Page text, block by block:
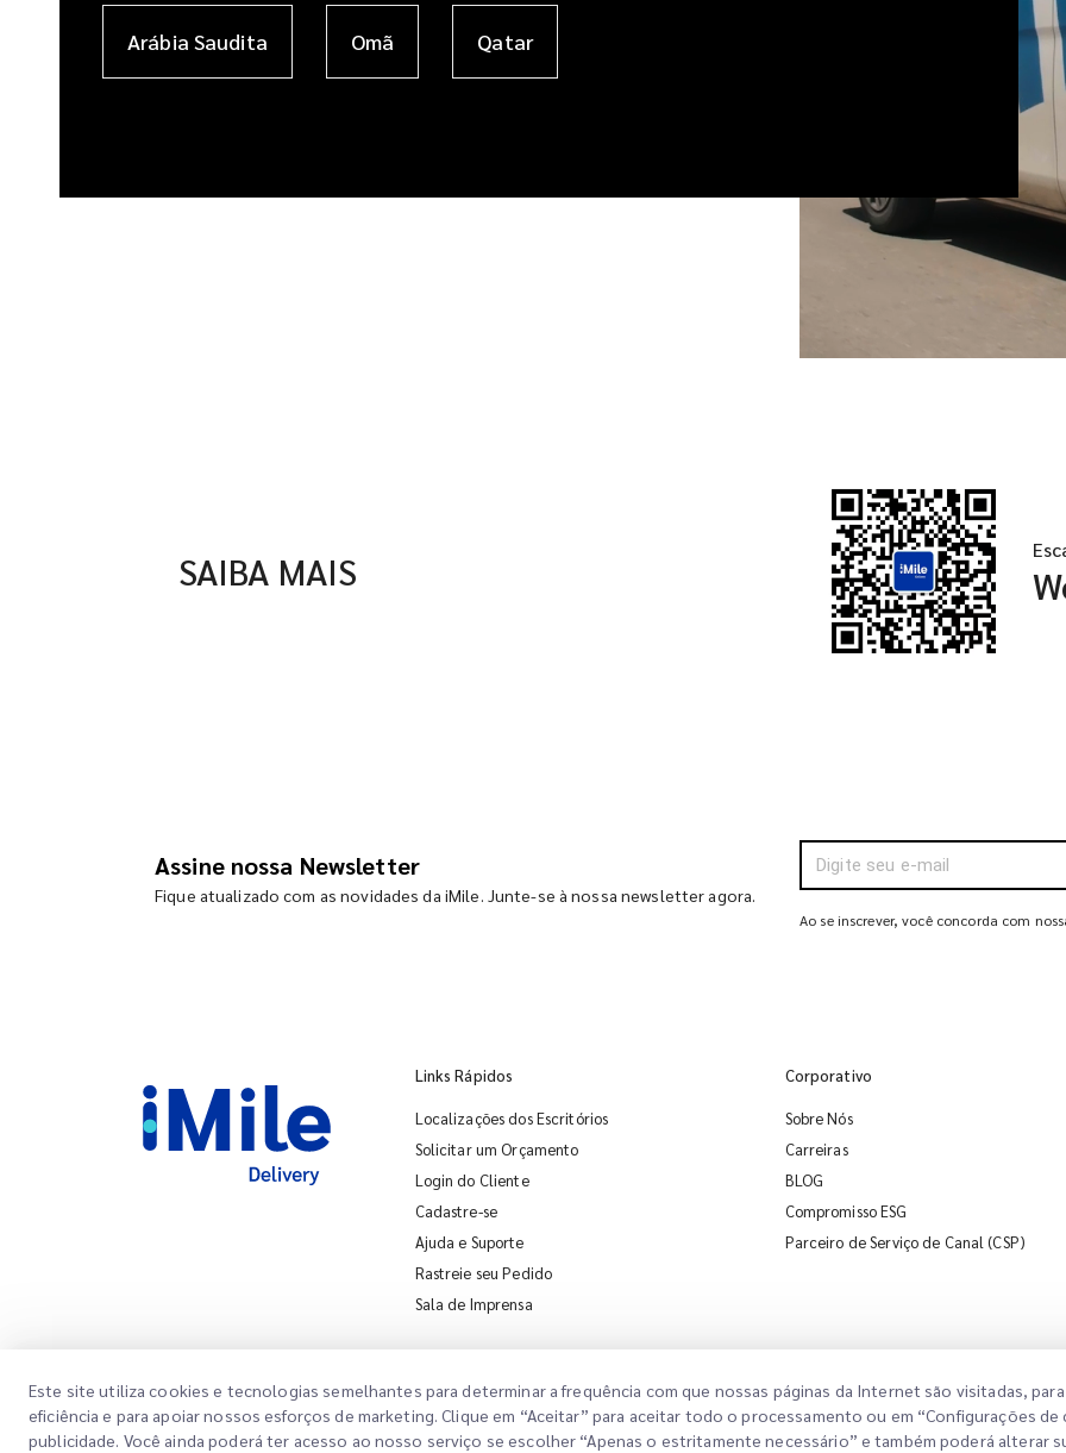
Arábia Saudita Omã Qatar
SAIBA MAIS
Assine nossa Newsletter
Fique atualizado com as novidades da iMile. Junte-se à nossa newsletter agora.
Ao se inscrever, você concorda com
Links Rápidos
Localizações dos Escritórios
Solicitar um Orçamento
Login do Cliente
Cadastre-se
Ajuda e Suporte
Rastreie seu Pedido
Sala de Imprensa
Corporativo
Sobre Nós
Carreiras
BLOG
Compromisso ESG
Parceiro de Serviço de Canal (CSP)
Este site utiliza cookies e tecnologias semelhantes para determinar a frequência com que nossas páginas da Internet são visitadas,
eficiência e para apoiar nossos esforços de marketing. Clique em “Aceitar” para aceitar todo o processamento ou em “Configurações
publicidade. Você ainda poderá ter acesso ao nosso serviço se escolher “Apenas o estritamente necessário” e também poderá alterar